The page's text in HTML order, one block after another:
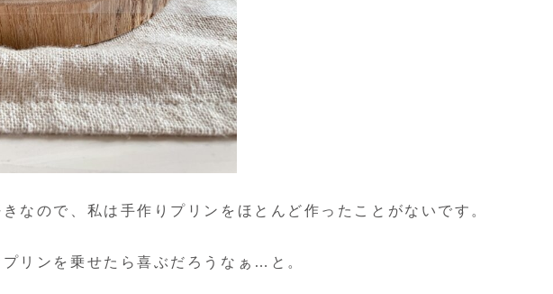
なので、私は手作りプリンをほとんど作ったことがないです。
リンを乗せたら喜ぶだろうなぁ…と。